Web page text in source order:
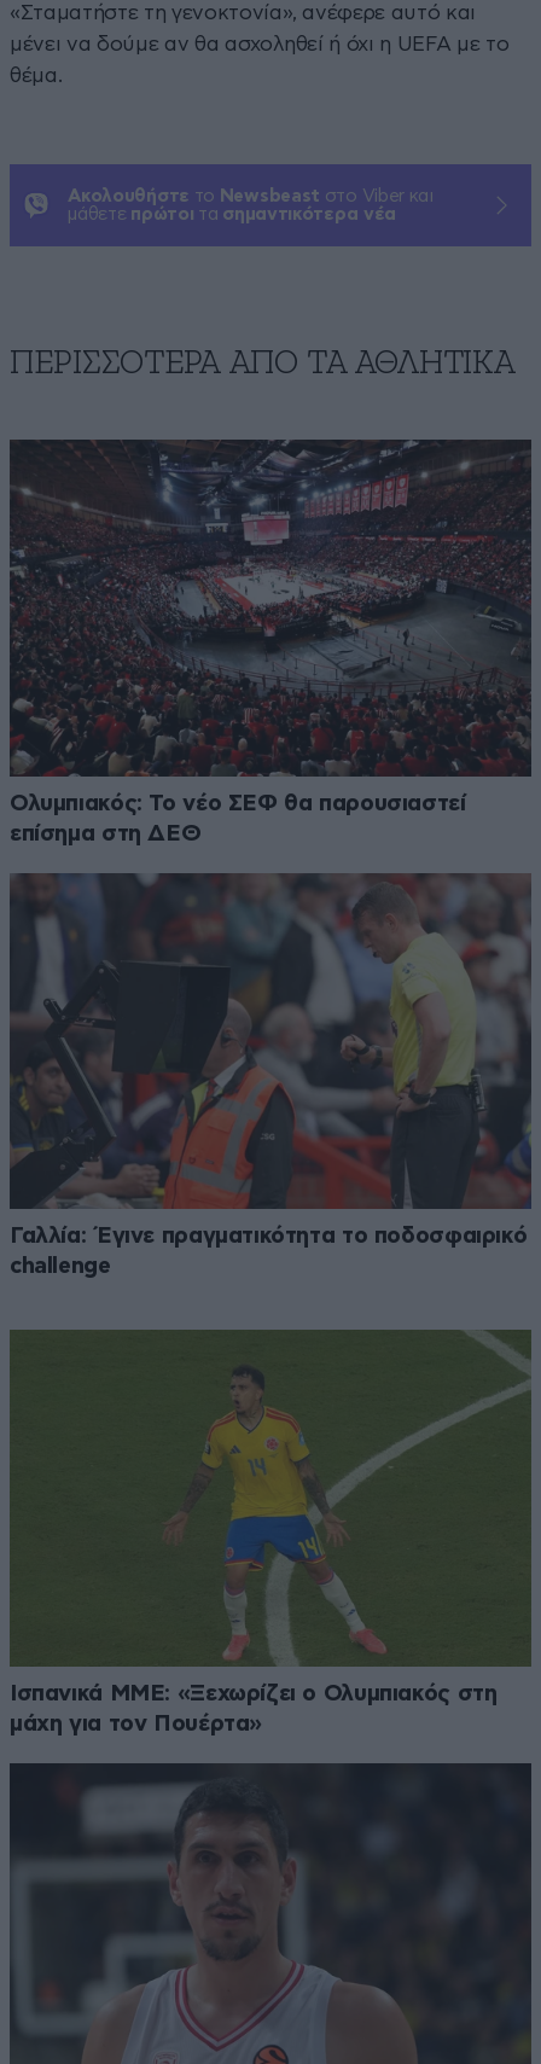
«Σταματήστε τη γενοκτονία», ανέφερε αυτό και
μένει να δούμε αν θα ασχοληθεί ή όχι η UEFA με το
θέμα.
Ακολουθήστε το Newsbeast στο Viber και
μάθετε πρώτοι τα σημαντικότερα νέα
ΠΕΡΙΣΣΟΤΕΡΑ ΑΠΟ ΤA ΑΘΛΗΤΙΚΑ
Ολυμπιακός: Το νέο ΣΕΦ θα παρουσιαστεί
επίσημα στη ΔΕΘ
Γαλλία: Έγινε πραγματικότητα το ποδοσφαιρικό
challenge
Ισπανικά ΜΜΕ: «Ξεχωρίζει ο Ολυμπιακός στη
μάχη για τον Πουέρτα»